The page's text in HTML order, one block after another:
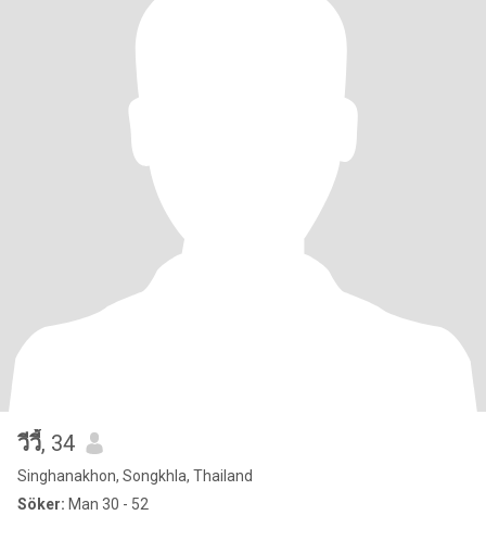
วีวี้, 34
Singhanakhon, Songkhla, Thailand
Söker: Man 30 - 52